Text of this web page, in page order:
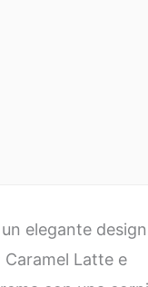
elegante
Latte e